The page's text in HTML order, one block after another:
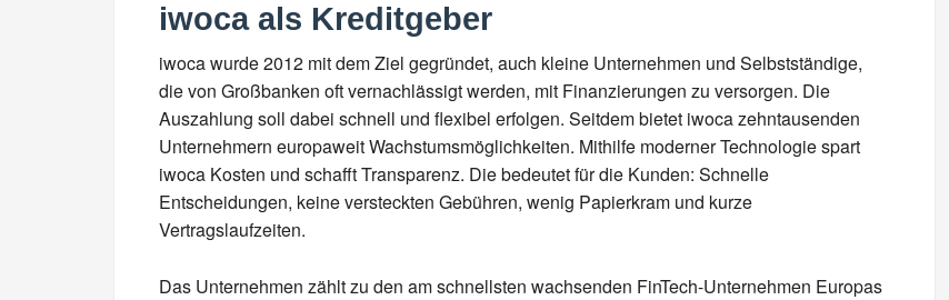
iwoca als Kreditgeber
iwoca wurde 2012 mit dem Ziel gegründet, auch kleine Unternehmen und Selbstständige,
die von Großbanken oft vernachlässigt werden, mit Finanzierungen zu versorgen. Die
Auszahlung soll dabei schnell und flexibel erfolgen. Seitdem bietet iwoca zehntausenden
Unternehmern europaweit Wachstumsmöglichkeiten. Mithilfe moderner Technologie spart
iwoca Kosten und schafft Transparenz. Die bedeutet für die Kunden: Schnelle
Entscheidungen, keine versteckten Gebühren, wenig Papierkram und kurze
Vertragslaufzeiten.
Das Unternehmen zählt zu den am schnellsten wachsenden FinTech-Unternehmen Europas